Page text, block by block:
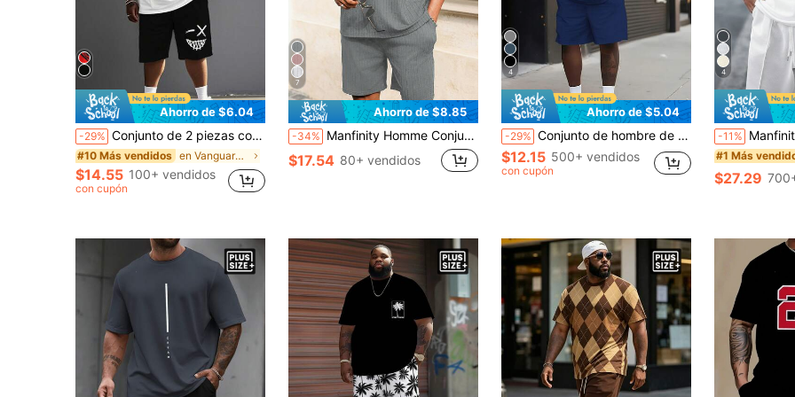
Ahorro de $6.04
-29% Conjunto de 2 piezas con estampado digital 3D para hombres, estilo callejero con bloques de color, camiseta y pantalones cortos casuales y transpirables con patrón gráfico, tallas grandes, conjunto de atuendos de verano cómodos
#10 Más vendidos en Vanguardia - Casual de calle Conjuntos de camis
$14.55 100+ vendidos
con cupón
7
Ahorro de $8.85
-34% Manfinity Homme Conjunto de camiseta de manga corta de cuello redondo y pantalones cortos de unicolor minimalista para uso diario en tallas grandes para hombres
$17.54 80+ vendidos
4
Ahorro de $5.04
-29% Conjunto de hombre de talla grande de manga corta con diseño de estampado de cuadros en contraste | Parte superior redonda con gráfico 3D | Poliéster elástico y transpirable | Estilo deportivo casual | Corte holgado | Para uso diario y fiestas
$12.15 500+ vendidos
con cupón
4
-11% Manfinity Homme Set de 2 piezas Talla grande
#1 Más
$27.29